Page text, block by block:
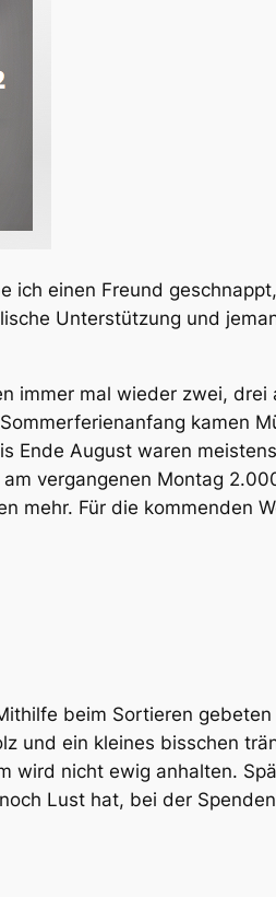
einen Freund
Unterstützung und
immer mal wieder zwei,
kamen
August waren
vergangenen Montag
mehr. Für die kommenden
beim Sortieren
und ein kleines bisschen
wird nicht ewig anhalten.
Lust hat, bei der